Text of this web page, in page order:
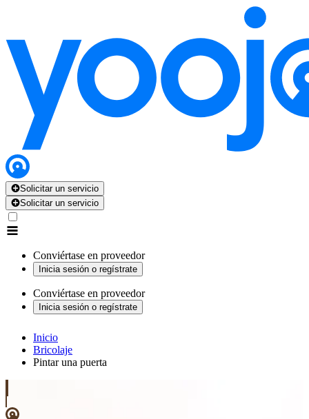
Solicitar un servicio
Solicitar un servicio
Conviértase en proveedor
Inicia sesión o regístrate
Conviértase en proveedor
Inicia sesión o regístrate
Inicio
Bricolaje
Pintar una puerta